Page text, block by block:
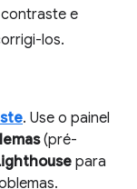
e
los.
. Use o painel
(pré-
para